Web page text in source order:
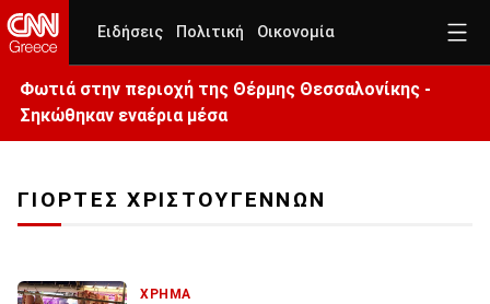
Ειδήσεις Πολιτική Οικονομία
Φωτιά στην περιοχή της Θέρμης Θεσσαλονίκης -
Σηκώθηκαν εναέρια μέσα
ΓΙΟΡΤΕΣ ΧΡΙΣΤΟΥΓΕΝΝΩΝ
ΧΡΗΜΑ